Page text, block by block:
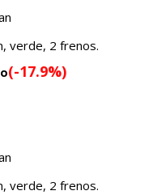
verde, 2 frenos.
(-17.9%)
verde, 2 frenos.